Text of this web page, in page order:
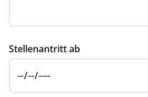
Stellenantritt ab